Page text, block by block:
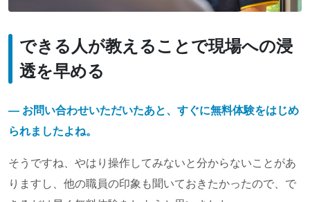
できる人が教えることで現場への浸
透を早める
― お問い合わせいただいたあと、すぐに無料体験をはじめ
られましたよね。
そうですね、やはり操作してみないと分からないことがあ
りますし、他の職員の印象も聞いておきたかったので、で